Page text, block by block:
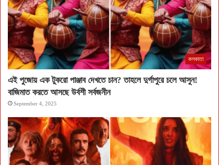
কলকাতা
এই পুজোয় এক টুকরো পাঞ্জাব দেখতে চান? তাহলে দুর্গাপুরে চলে আসুন!
বাজিমাত করতে আসছে উর্বশী সর্বজনীন
September 4, 2025